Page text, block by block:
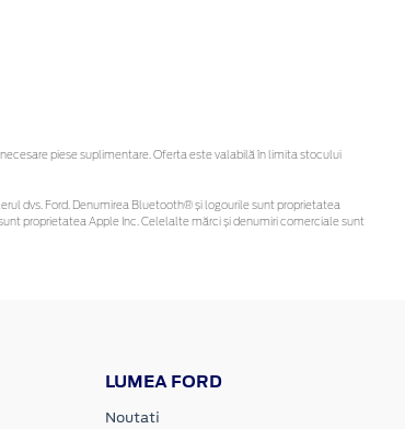
piese suplimentare. Oferta este valabilă în limita stocului
dvs. Ford. Denumirea Bluetooth® și logourile sunt proprietatea
proprietatea Apple Inc. Celelalte mărci și denumiri comerciale sunt
LUMEA FORD
Noutati